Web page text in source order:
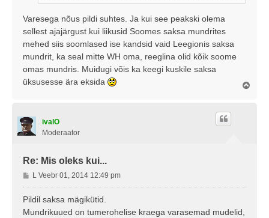
Varesega nõus pildi suhtes. Ja kui see peakski olema
sellest ajajärgust kui liikusid Soomes saksa mundrites
mehed siis soomlased ise kandsid vaid Leegionis saksa
mundrit, ka seal mitte WH oma, reeglina olid kõik soome
omas mundris. Muidugi võis ka keegi kuskile saksa
üksusesse ära eksida
ivalO
Moderaator
Re: Mis oleks kui...
P
o
s
L Veebr 01, 2014 12:49 pm
Pildil saksa mägikütid.
Mundrikuued on tumerohelise kraega varasemad mudelid,